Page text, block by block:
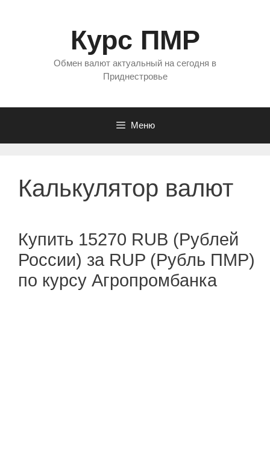
Курс ПМР
Обмен валют актуальный на сегодня в
Приднестровье
Меню
Калькулятор валют
Купить 15270 RUB (Рублей
России) за RUP (Рубль ПМР)
по курсу Агропромбанка